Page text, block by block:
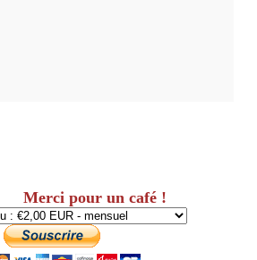
Merci pour un café !